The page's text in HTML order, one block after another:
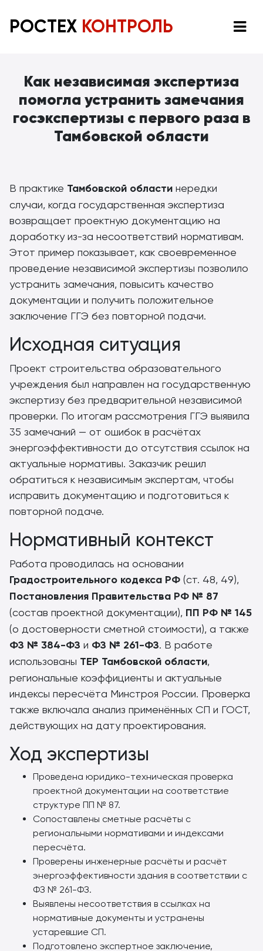
РОСТЕХ КОНТРОЛЬ
Как независимая экспертиза
помогла устранить замечания
госэкспертизы с первого раза в
Тамбовской области
В практике Тамбовской области нередки
случаи, когда государственная экспертиза
возвращает проектную документацию на
доработку из-за несоответствий нормативам.
Этот пример показывает, как своевременное
проведение независимой экспертизы позволило
устранить замечания, повысить качество
документации и получить положительное
заключение ГГЭ без повторной подачи.
Исходная ситуация
Проект строительства образовательного
учреждения был направлен на государственную
экспертизу без предварительной независимой
проверки. По итогам рассмотрения ГГЭ выявила
35 замечаний — от ошибок в расчётах
энергоэффективности до отсутствия ссылок на
актуальные нормативы. Заказчик решил
обратиться к независимым экспертам, чтобы
исправить документацию и подготовиться к
повторной подаче.
Нормативный контекст
Работа проводилась на основании
Градостроительного кодекса РФ (ст. 48, 49),
Постановления Правительства РФ № 87
(состав проектной документации), ПП РФ № 145
(о достоверности сметной стоимости), а также
ФЗ № 384-ФЗ и ФЗ № 261-ФЗ. В работе
использованы ТЕР Тамбовской области,
региональные коэффициенты и актуальные
индексы пересчёта Минстроя России. Проверка
также включала анализ применённых СП и ГОСТ,
действующих на дату проектирования.
Ход экспертизы
Проведена юридико-техническая проверка
проектной документации на соответствие
структуре ПП № 87.
Сопоставлены сметные расчёты с
региональными нормативами и индексами
пересчёта.
Проверены инженерные расчёты и расчёт
энергоэффективности здания в соответствии с
ФЗ № 261-ФЗ.
Выявлены несоответствия в ссылках на
нормативные документы и устранены
устаревшие СП.
Подготовлено экспертное заключение,